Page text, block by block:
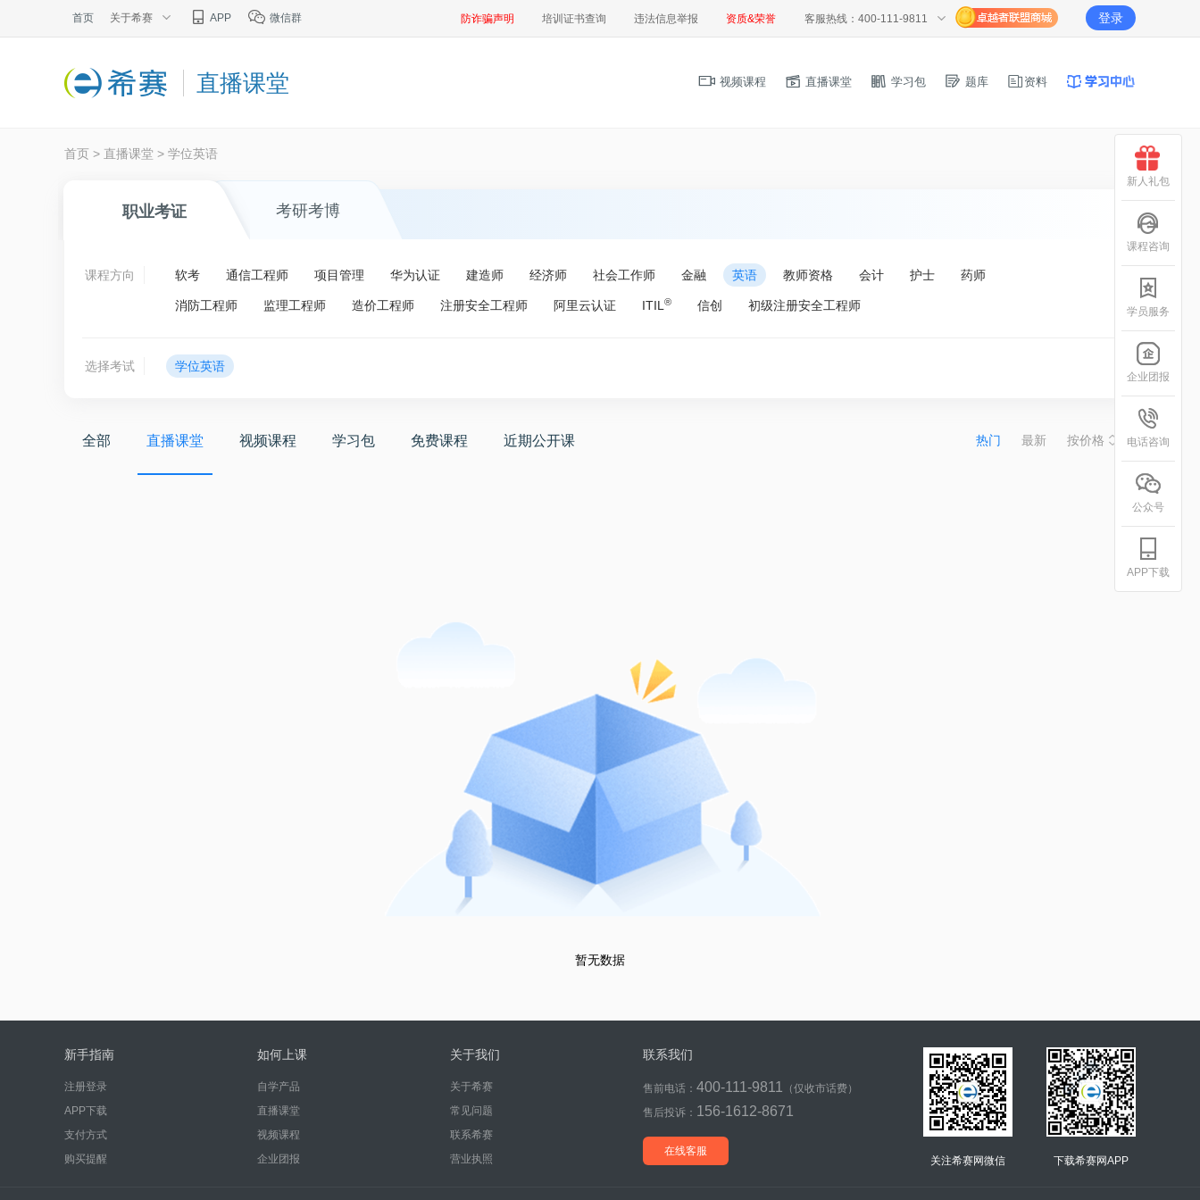
首页 关于希赛 APP 微信群 防诈骗声明 培训证书查询 违法信息举报 资质&荣誉 客服热线：400-111-9811 登录
直播课堂 视频课程 直播课堂 学习包 题库 资料
首页 > 直播课堂 > 学位英语
职业考证 考研考博
课程方向 软考 通信工程师 项目管理 华为认证 建造师 经济师 社会工作师 金融 英语 教师资格 会计 护士 药师
消防工程师 监理工程师 造价工程师 注册安全工程师 阿里云认证 ITIL ® 信创 初级注册安全工程师
选择考试 学位英语
全部 直播课堂 视频课程 学习包 免费课程 近期公开课 热门 最新 按价格
暂无数据
新手指南
注册登录
APP下载
支付方式
购买提醒
如何上课
自学产品
直播课堂
视频课程
企业团报
关于我们
关于希赛
常见问题
联系希赛
营业执照
联系我们
售前电话： 400-111-9811
（仅收市话费）
售后投诉： 156-1612-8671
在线客服
关注希赛网微信 下载希赛网APP
新人礼包
课程咨询
学员服务
企业团报
电话咨询
公众号
APP下载